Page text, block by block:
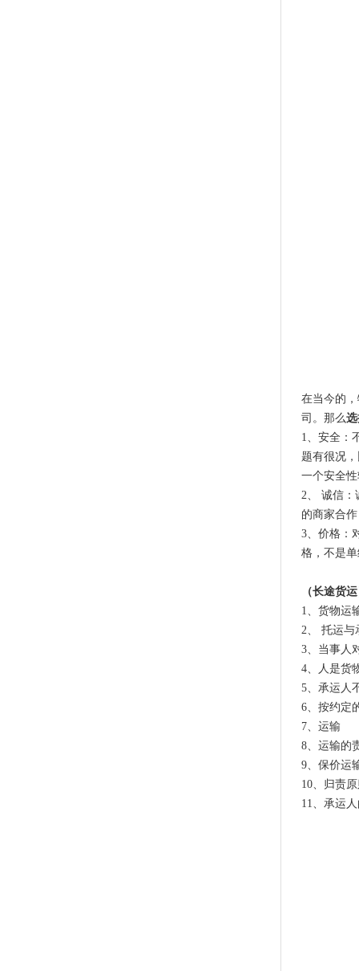
在当今的
司。那么
1、安全：
题有很况
一个安全性
2、 诚信：
的商家合
3、价格：
格，不是
（长途货
1、货物运
2、 托运与
3、当事人
4、人是货
5、承运人
6、按约定
7、运输
8、运输的
9、保价运
10、归责原
11、承运